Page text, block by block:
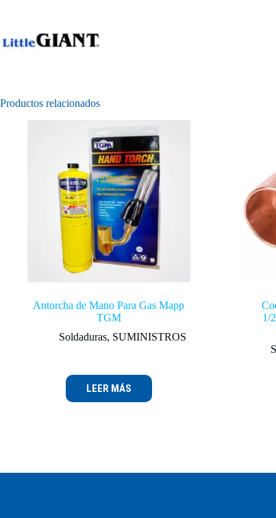
Productos relacionados
Antorcha de Mano Para Gas Mapp
TGM
Soldaduras, SUMINISTROS
LEER MÁS
1/